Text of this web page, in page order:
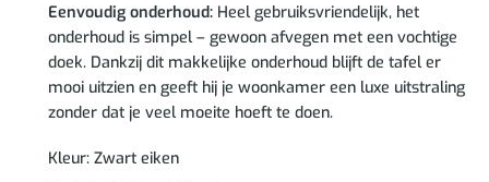
Eenvoudig onderhoud:Heel gebruiksvriendelijk, het
onderhoud is simpel – gewoon afvegen met een vochtige
doek. Dankzij dit makkelijke onderhoud blijft de tafel er
mooi uitzien en geeft hij je woonkamer een luxe uitstraling
zonder dat je veel moeite hoeft te doen.
Kleur: Zwart eiken